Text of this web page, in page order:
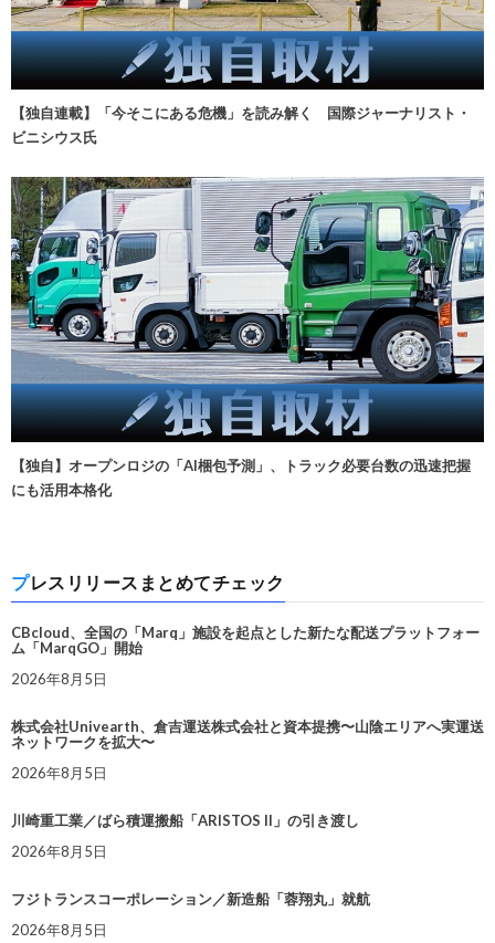
【独自連載】「今そこにある危機」を読み解く 国際ジャーナリスト・
ビニシウス氏
【独自】オープンロジの「AI梱包予測」、トラック必要台数の迅速把握
にも活用本格化
プレスリリースまとめてチェック
CBcloud、全国の「Marq」施設を起点とした新たな配送プラットフォー
ム「MarqGO」開始
2026年8月5日
株式会社Univearth、倉吉運送株式会社と資本提携〜山陰エリアへ実運送
ネットワークを拡大〜
2026年8月5日
川崎重工業／ばら積運搬船「ARISTOS II」の引き渡し
2026年8月5日
フジトランスコーポレーション／新造船「蓉翔丸」就航
2026年8月5日